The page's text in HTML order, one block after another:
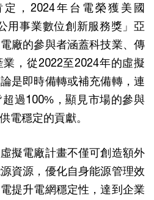
，2024年台電榮獲美國
用事業數位創新服務獎」亞
廠的參與者涵蓋科技業、傳
，從2022至2024年的虛擬
是即時備轉或補充備轉，連
過100%，顯見市場的參與
電穩定的貢獻。
擬電廠計畫不僅可創造額外
資源，優化自身能源管理效
提升電網穩定性，達到企業